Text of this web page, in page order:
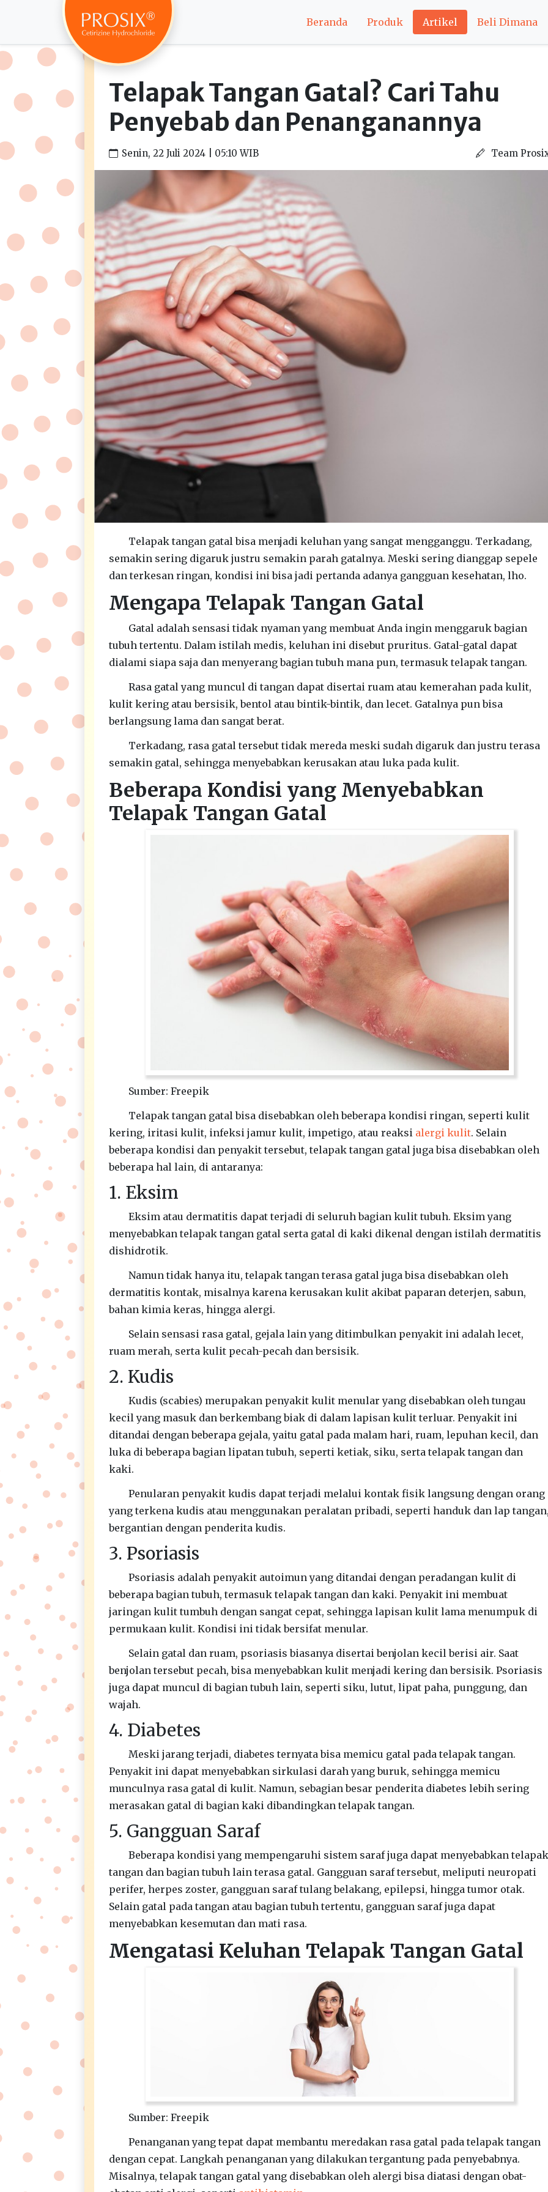
Beranda Produk Artikel Beli Dimana
Telapak Tangan Gatal? Cari Tahu
Penyebab dan Penanganannya
Senin, 22 Juli 2024 | 05:10 WIB Team
Telapak tangan gatal bisa menjadi keluhan yang sangat mengganggu. Terkadang,
semakin sering digaruk justru semakin parah gatalnya. Meski sering dianggap sepele
dan terkesan ringan, kondisi ini bisa jadi pertanda adanya gangguan kesehatan, lho.
Mengapa Telapak Tangan Gatal
Gatal adalah sensasi tidak nyaman yang membuat Anda ingin menggaruk bagian
tubuh tertentu. Dalam istilah medis, keluhan ini disebut pruritus. Gatal-gatal dapat
dialami siapa saja dan menyerang bagian tubuh mana pun, termasuk telapak tangan.
Rasa gatal yang muncul di tangan dapat disertai ruam atau kemerahan pada kulit,
kulit kering atau bersisik, bentol atau bintik-bintik, dan lecet. Gatalnya pun bisa
berlangsung lama dan sangat berat.
Terkadang, rasa gatal tersebut tidak mereda meski sudah digaruk dan justru terasa
semakin gatal, sehingga menyebabkan kerusakan atau luka pada kulit.
Beberapa Kondisi yang Menyebabkan
Telapak Tangan Gatal
Sumber: Freepik
Telapak tangan gatal bisa disebabkan oleh beberapa kondisi ringan, seperti kulit
kering, iritasi kulit, infeksi jamur kulit, impetigo, atau reaksi alergi kulit. Selain
beberapa kondisi dan penyakit tersebut, telapak tangan gatal juga bisa disebabkan oleh
beberapa hal lain, di antaranya:
1. Eksim
Eksim atau dermatitis dapat terjadi di seluruh bagian kulit tubuh. Eksim yang
menyebabkan telapak tangan gatal serta gatal di kaki dikenal dengan istilah dermatitis
dishidrotik.
Namun tidak hanya itu, telapak tangan terasa gatal juga bisa disebabkan oleh
dermatitis kontak, misalnya karena kerusakan kulit akibat paparan deterjen, sabun,
bahan kimia keras, hingga alergi.
Selain sensasi rasa gatal, gejala lain yang ditimbulkan penyakit ini adalah lecet,
ruam merah, serta kulit pecah-pecah dan bersisik.
2. Kudis
Kudis (scabies) merupakan penyakit kulit menular yang disebabkan oleh tungau
kecil yang masuk dan berkembang biak di dalam lapisan kulit terluar. Penyakit ini
ditandai dengan beberapa gejala, yaitu gatal pada malam hari, ruam, lepuhan kecil, dan
luka di beberapa bagian lipatan tubuh, seperti ketiak, siku, serta telapak tangan dan
kaki.
Penularan penyakit kudis dapat terjadi melalui kontak fisik langsung dengan orang
yang terkena kudis atau menggunakan peralatan pribadi, seperti handuk dan lap
bergantian dengan penderita kudis.
3. Psoriasis
Psoriasis adalah penyakit autoimun yang ditandai dengan peradangan kulit di
beberapa bagian tubuh, termasuk telapak tangan dan kaki. Penyakit ini membuat
jaringan kulit tumbuh dengan sangat cepat, sehingga lapisan kulit lama menumpuk di
permukaan kulit. Kondisi ini tidak bersifat menular.
Selain gatal dan ruam, psoriasis biasanya disertai benjolan kecil berisi air. Saat
benjolan tersebut pecah, bisa menyebabkan kulit menjadi kering dan bersisik. Psoriasis
juga dapat muncul di bagian tubuh lain, seperti siku, lutut, lipat paha, punggung, dan
wajah.
4. Diabetes
Meski jarang terjadi, diabetes ternyata bisa memicu gatal pada telapak tangan.
Penyakit ini dapat menyebabkan sirkulasi darah yang buruk, sehingga memicu
munculnya rasa gatal di kulit. Namun, sebagian besar penderita diabetes lebih sering
merasakan gatal di bagian kaki dibandingkan telapak tangan.
5. Gangguan Saraf
Beberapa kondisi yang mempengaruhi sistem saraf juga dapat menyebabkan telapak
tangan dan bagian tubuh lain terasa gatal. Gangguan saraf tersebut, meliputi neuropati
perifer, herpes zoster, gangguan saraf tulang belakang, epilepsi, hingga tumor otak.
Selain gatal pada tangan atau bagian tubuh tertentu, gangguan saraf juga dapat
menyebabkan kesemutan dan mati rasa.
Mengatasi Keluhan Telapak Tangan Gatal
Sumber: Freepik
Penanganan yang tepat dapat membantu meredakan rasa gatal pada telapak tangan
dengan cepat. Langkah penanganan yang dilakukan tergantung pada penyebabnya.
Misalnya, telapak tangan gatal yang disebabkan oleh alergi bisa diatasi dengan obat-